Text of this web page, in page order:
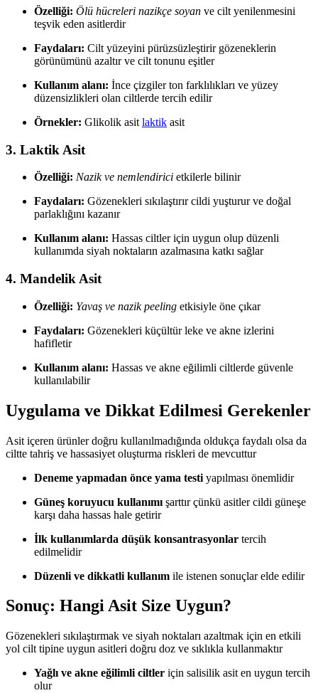
Özelliği: Ölü hücreleri nazikçe soyan ve cilt yenilenmesini
teşvik eden asitlerdir
Faydaları: Cilt yüzeyini pürüzsüzleştirir gözeneklerin
görünümünü azaltır ve cilt tonunu eşitler
Kullanım alanı: İnce çizgiler ton farklılıkları ve yüzey
düzensizlikleri olan ciltlerde tercih edilir
Örnekler: Glikolik asit laktik asit
3. Laktik Asit
Özelliği: Nazik ve nemlendirici etkilerle bilinir
Faydaları: Gözenekleri sıkılaştırır cildi yuşturur ve doğal
parlaklığını kazanır
Kullanım alanı: Hassas ciltler için uygun olup düzenli
kullanımda siyah noktaların azalmasına katkı sağlar
4. Mandelik Asit
Özelliği: Yavaş ve nazik peeling etkisiyle öne çıkar
Faydaları: Gözenekleri küçültür leke ve akne izlerini
hafifletir
Kullanım alanı: Hassas ve akne eğilimli ciltlerde güvenle
kullanılabilir
Uygulama ve Dikkat Edilmesi Gerekenler
Asit içeren ürünler doğru kullanılmadığında oldukça faydalı olsa da
ciltte tahriş ve hassasiyet oluşturma riskleri de mevcuttur
Deneme yapmadan önce yama testi yapılması önemlidir
Güneş koruyucu kullanımı şarttır çünkü asitler cildi güneşe
karşı daha hassas hale getirir
İlk kullanımlarda düşük konsantrasyonlar tercih
edilmelidir
Düzenli ve dikkatli kullanım ile istenen sonuçlar elde edilir
Sonuç: Hangi Asit Size Uygun?
Gözenekleri sıkılaştırmak ve siyah noktaları azaltmak için en etkili
yol cilt tipine uygun asitleri doğru doz ve sıklıkla kullanmaktır
Yağlı ve akne eğilimli ciltler için salisilik asit en uygun tercih
olur